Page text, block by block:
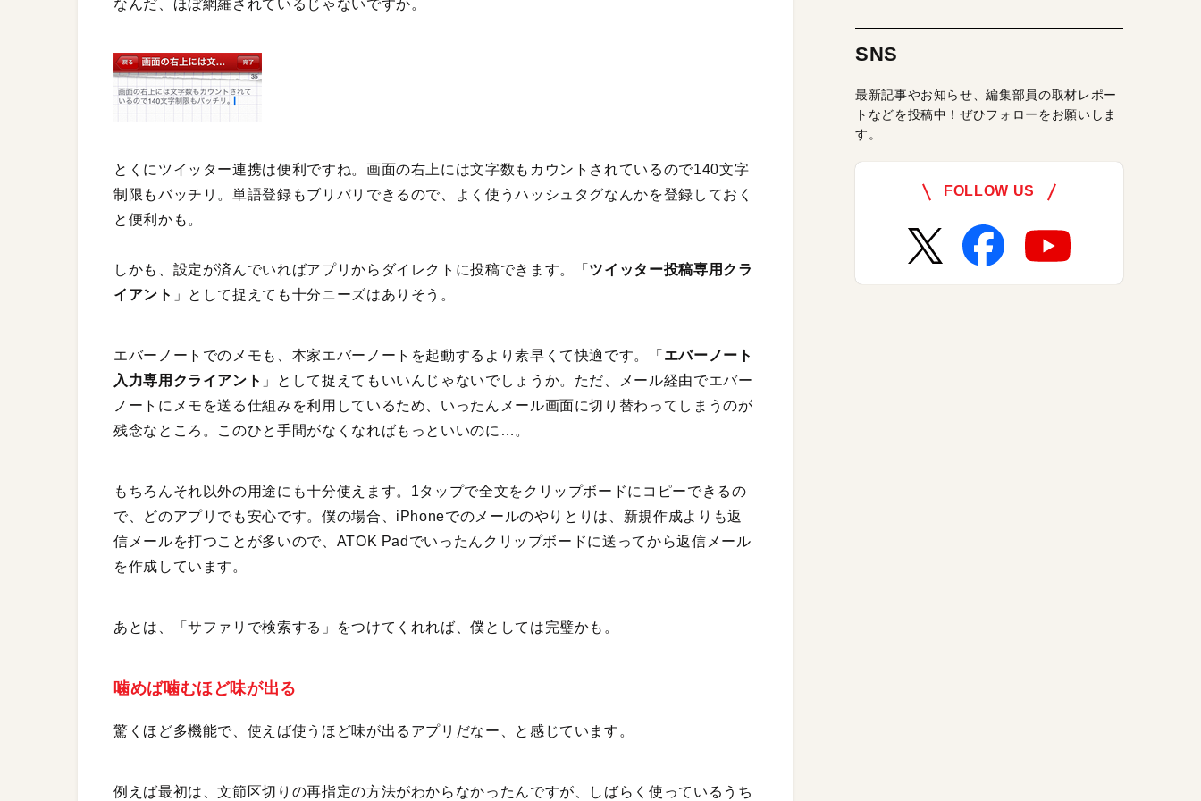
なんだ、ほぼ網羅されているじゃないですか。
とくにツイッター連携は便利ですね。画面の右上には文字数もカウントされているので140文字
制限もバッチリ。単語登録もブリバリできるので、よく使うハッシュタグなんかを登録しておく
と便利かも。
しかも、設定が済んでいればアプリからダイレクトに投稿できます。「 ツイッター投稿専用クラ
イアント 」として捉えても十分ニーズはありそう。
エバーノートでのメモも、本家エバーノートを起動するより素早くて快適です。「 エバーノート
入力専用クライアント 」として捉えてもいいんじゃないでしょうか。ただ、メール経由でエバー
ノートにメモを送る仕組みを利用しているため、いったんメール画面に切り替わってしまうのが
残念なところ。このひと手間がなくなればもっといいのに…。
もちろんそれ以外の用途にも十分使えます。1タップで全文をクリップボードにコピーできるの
で、どのアプリでも安心です。僕の場合、iPhoneでのメールのやりとりは、新規作成よりも返
信メールを打つことが多いので、ATOK Padでいったんクリップボードに送ってから返信メール
を作成しています。
あとは、「サファリで検索する」をつけてくれれば、僕としては完璧かも。
噛めば噛むほど味が出る
驚くほど多機能で、使えば使うほど味が出るアプリだなー、と感じています。
例えば最初は、文節区切りの再指定の方法がわからなかったんですが、しばらく使っているうち
SNS
最新記事やお知らせ、編集部員の取材レポー
トなどを投稿中！ぜひフォローをお願いしま
す。
FOLLOW US